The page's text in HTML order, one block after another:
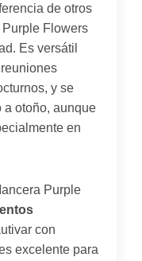
de otros
Flowers
Es versátil
y se
a otoño, aunque
en
Purple
con
excelente para